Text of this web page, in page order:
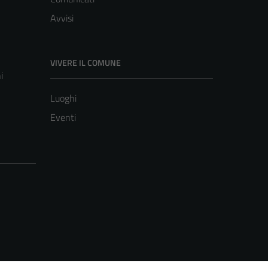
Avvisi
VIVERE IL COMUNE
Luoghi
Eventi